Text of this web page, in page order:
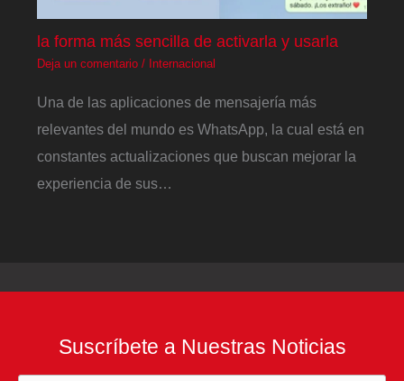
la forma más sencilla de activarla y usarla
Deja un comentario / Internacional
Una de las aplicaciones de mensajería más
relevantes del mundo es WhatsApp, la cual está en
constantes actualizaciones que buscan mejorar la
experiencia de sus…
Suscríbete a Nuestras Noticias